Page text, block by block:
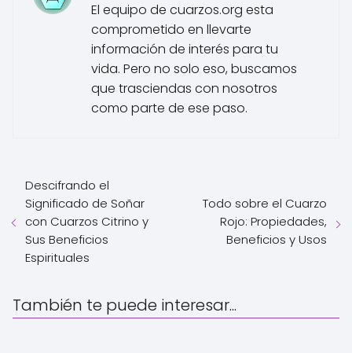
El equipo de cuarzos.org esta
comprometido en llevarte
información de interés para tu
vida. Pero no solo eso, buscamos
que trasciendas con nosotros
como parte de ese paso.
Descifrando el
Significado de Soñar
con Cuarzos Citrino y
Sus Beneficios
Espirituales
Todo sobre el Cuarzo
Rojo: Propiedades,
Beneficios y Usos
También te puede interesar...